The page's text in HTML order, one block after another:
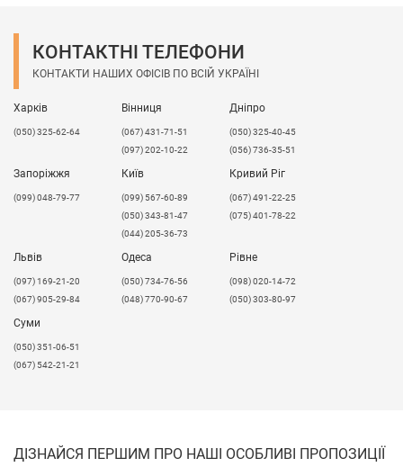
Звертаємо особливу увагу
дуже крихкий і при найменшій деформації може
бути скол. Ми пакуємо листи в картон, але іноді при
десь ударили лист). Якщо вам потрібен цілий лист з
усіма куточками, обов'язково перед відправкою
попередьте, у такому разі відправка буде
здійснюватися в обриштуванні від Нової
пошти. Вартість упаковки за рахунок клієнта.
КОНТАКТНІ ТЕЛЕФОНИ
КОНТАКТИ НАШИХ ОФІСІВ ПО ВСІЙ УКРАЇНІ
Харків
(050) 325-62-64
Вінниця
(067) 431-71-51
(097) 202-10-22
Дніпро
(050) 325-40-45
(056) 736-35-51
Запоріжжя
(099) 048-79-77
Київ
(099) 567-60-89
(050) 343-81-47
(044) 205-36-73
Кривий Ріг
(067) 491-22-25
(075) 401-78-22
Львів
​(097) 169-21-20
(067) 905-29-84
Одеса
(050) 734-76-56
(048) 770-90-67
Рівне
(098) 020-14-72
(050) 303-80-97
Суми
(050) 351-06-51
(067) 542-21-21
ДІЗНАЙСЯ ПЕРШИМ ПРО НАШІ ОСОБЛИВІ ПРОПОЗИЦІЇ